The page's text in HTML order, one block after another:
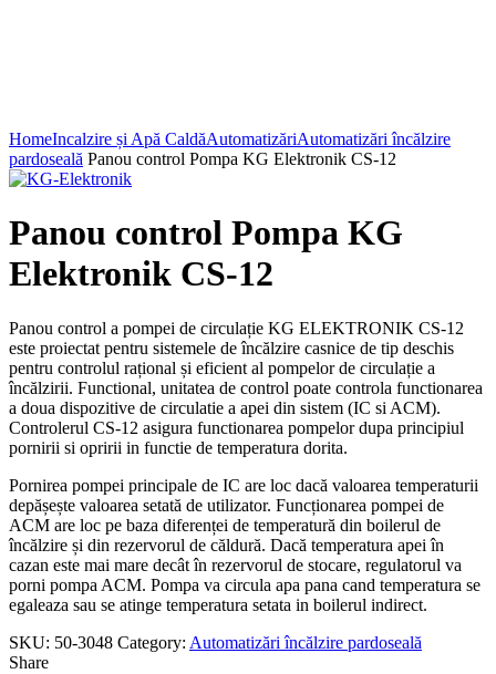
HomeIncalzire și Apă CaldăAutomatizăriAutomatizări încălzire
pardoseală Panou control Pompa KG Elektronik CS-12
Panou control Pompa KG
Elektronik CS-12
Panou control a pompei de circulație KG ELEKTRONIK CS-12
este proiectat pentru sistemele de încălzire casnice de tip deschis
pentru controlul rațional și eficient al pompelor de circulație a
încălzirii. Functional, unitatea de control poate controla functionarea
a doua dispozitive de circulatie a apei din sistem (IC si ACM).
Controlerul CS-12 asigura functionarea pompelor dupa principiul
pornirii si opririi in functie de temperatura dorita.
Pornirea pompei principale de IC are loc dacă valoarea temperaturii
depășește valoarea setată de utilizator. Funcționarea pompei de
ACM are loc pe baza diferenței de temperatură din boilerul de
încălzire și din rezervorul de căldură. Dacă temperatura apei în
cazan este mai mare decât în ​​rezervorul de stocare, regulatorul va
porni pompa ACM. Pompa va circula apa pana cand temperatura se
egaleaza sau se atinge temperatura setata in boilerul indirect.
SKU: 50-3048 Category: Automatizări încălzire pardoseală
Share